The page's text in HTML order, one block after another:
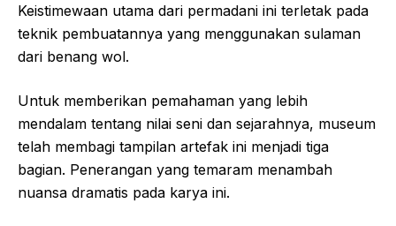
Keistimewaan utama dari permadani ini terletak pada
teknik pembuatannya yang menggunakan sulaman
dari benang wol.
Untuk memberikan pemahaman yang lebih
mendalam tentang nilai seni dan sejarahnya, museum
telah membagi tampilan artefak ini menjadi tiga
bagian. Penerangan yang temaram menambah
nuansa dramatis pada karya ini.